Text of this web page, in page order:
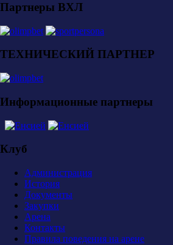
Партнеры ВХЛ
ТЕХНИЧЕСКИЙ ПАРТНЕР
Информационные партнеры
Клуб
Администрация
История
Документы
Закупки
Арена
Контакты
Правила поведения на арене